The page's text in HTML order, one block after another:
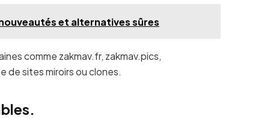
et alternatives sûres
comme zakmav.fr, zakmav.pics,
de sites miroirs ou clones.